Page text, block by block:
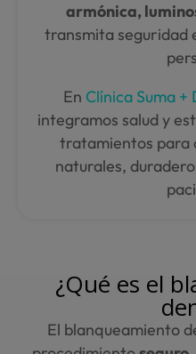
armónica,
transmita seguridad
En Clínica Suma
integramos salud y
tratamientos para
naturales,
¿Qué es el
El blanqueamiento